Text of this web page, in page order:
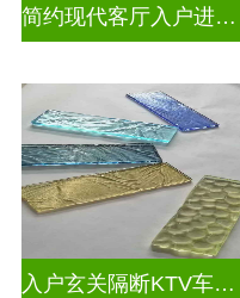
简约现代客厅入户进门遮挡玻璃背景墙
入户玄关隔断KTV车刻玻璃